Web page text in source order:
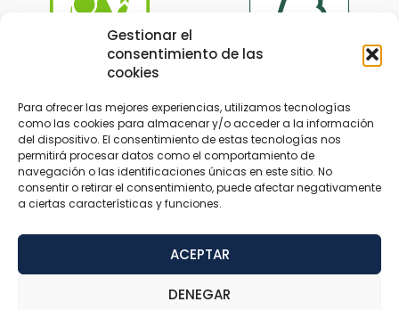
Gestionar el
consentimiento de las
cookies
Para ofrecer las mejores experiencias, utilizamos tecnologías
como las cookies para almacenar y/o acceder a la información
del dispositivo. El consentimiento de estas tecnologías nos
permitirá procesar datos como el comportamiento de
navegación o las identificaciones únicas en este sitio. No
consentir o retirar el consentimiento, puede afectar negativamente
a ciertas características y funciones.
ACEPTAR
DENEGAR
Privacy Policy